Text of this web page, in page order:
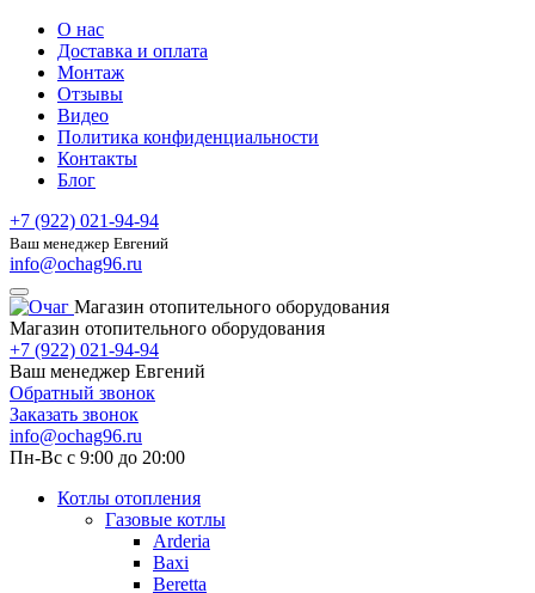
О нас
Доставка и оплата
Монтаж
Отзывы
Видео
Политика конфиденциальности
Контакты
Блог
+7 (922) 021-94-94
Ваш менеджер Евгений
info@ochag96.ru
Магазин отопительного оборудования
Магазин отопительного оборудования
+7 (922) 021-94-94
Ваш менеджер Евгений
Обратный звонок
Заказать звонок
info@ochag96.ru
Пн-Вс с 9:00 до 20:00
Котлы отопления
Газовые котлы
Arderia
Baxi
Beretta